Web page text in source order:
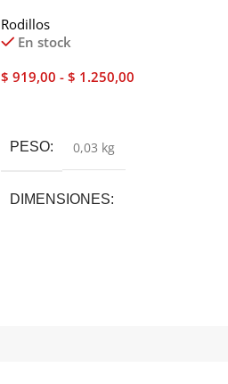
Rodillos
En stock
$ 919,00 - $ 1.250,00
PESO 0,03 kg
DIMENSIONES